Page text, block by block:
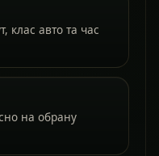
клас авто та час
на обрану